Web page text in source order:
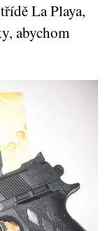
La Playa,
abychom